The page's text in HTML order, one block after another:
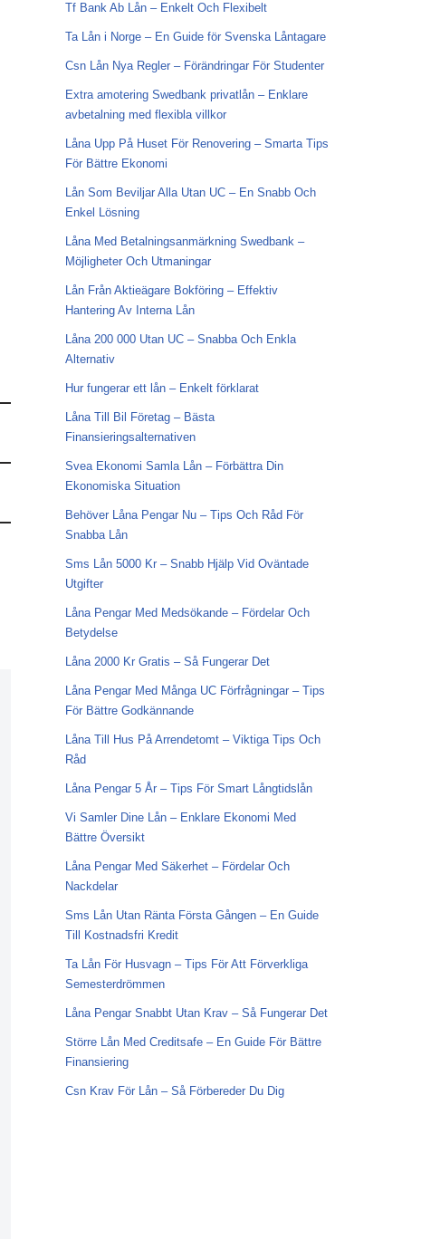
Tf Bank Ab Lån – Enkelt Och Flexibelt
Ta Lån i Norge – En Guide för Svenska Låntagare
Csn Lån Nya Regler – Förändringar För Studenter
Extra amotering Swedbank privatlån – Enklare
avbetalning med flexibla villkor
Låna Upp På Huset För Renovering – Smarta Tips
För Bättre Ekonomi
Lån Som Beviljar Alla Utan UC – En Snabb Och
Enkel Lösning
Låna Med Betalningsanmärkning Swedbank –
Möjligheter Och Utmaningar
Lån Från Aktieägare Bokföring – Effektiv
Hantering Av Interna Lån
Låna 200 000 Utan UC – Snabba Och Enkla
Alternativ
Hur fungerar ett lån – Enkelt förklarat
Låna Till Bil Företag – Bästa
Finansieringsalternativen
Svea Ekonomi Samla Lån – Förbättra Din
Ekonomiska Situation
Behöver Låna Pengar Nu – Tips Och Råd För
Snabba Lån
Sms Lån 5000 Kr – Snabb Hjälp Vid Oväntade
Utgifter
Låna Pengar Med Medsökande – Fördelar Och
Betydelse
Låna 2000 Kr Gratis – Så Fungerar Det
Låna Pengar Med Många UC Förfrågningar – Tips
För Bättre Godkännande
Låna Till Hus På Arrendetomt – Viktiga Tips Och
Råd
Låna Pengar 5 År – Tips För Smart Långtidslån
Vi Samler Dine Lån – Enklare Ekonomi Med
Bättre Översikt
Låna Pengar Med Säkerhet – Fördelar Och
Nackdelar
Sms Lån Utan Ränta Första Gången – En Guide
Till Kostnadsfri Kredit
Ta Lån För Husvagn – Tips För Att Förverkliga
Semesterdrömmen
Låna Pengar Snabbt Utan Krav – Så Fungerar Det
Större Lån Med Creditsafe – En Guide För Bättre
Finansiering
Csn Krav För Lån – Så Förbereder Du Dig